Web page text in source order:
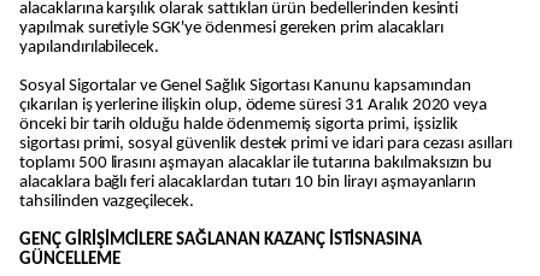
alacaklarına karşılık olarak sattıkları ürün bedellerinden kesinti
yapılmak suretiyle SGK'ye ödenmesi gereken prim alacakları
yapılandırılabilecek.
Sosyal Sigortalar ve Genel Sağlık Sigortası Kanunu kapsamından
çıkarılan iş yerlerine ilişkin olup, ödeme süresi 31 Aralık 2020 veya
önceki bir tarih olduğu halde ödenmemiş sigorta primi, işsizlik
sigortası primi, sosyal güvenlik destek primi ve idari para cezası asılları
toplamı 500 lirasını aşmayan alacaklar ile tutarına bakılmaksızın bu
alacaklara bağlı feri alacaklardan tutarı 10 bin lirayı aşmayanların
tahsilinden vazgeçilecek.
GENÇ GİRİŞİMCİLERE SAĞLANAN KAZANÇ İSTİSNASINA
GÜNCELLEME